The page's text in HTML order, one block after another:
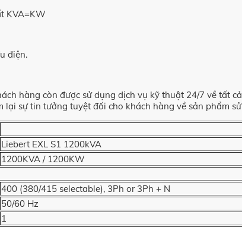
KVA=KW
điện.
hàng còn được sử dụng dịch vụ kỹ thuật 24/7 về tất
sự tin tưởng tuyệt đối cho khách hàng về sản phẩm
Liebert EXL S1 1200kVA
1200KVA / 1200KW
400 (380/415 selectable), 3Ph or 3Ph + N
50/60 Hz
1